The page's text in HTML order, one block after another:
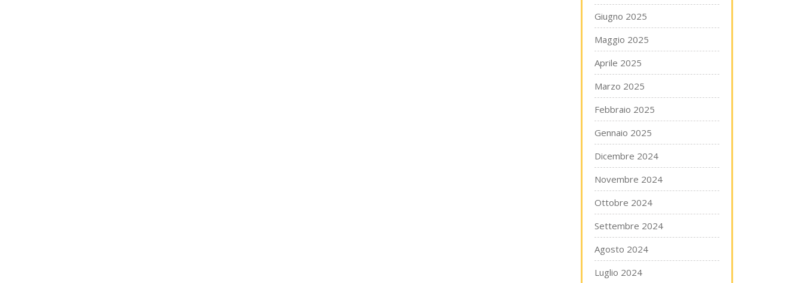
Giugno 2025
Maggio 2025
Aprile 2025
Marzo 2025
Febbraio 2025
Gennaio 2025
Dicembre 2024
Novembre 2024
Ottobre 2024
Settembre 2024
Agosto 2024
Luglio 2024